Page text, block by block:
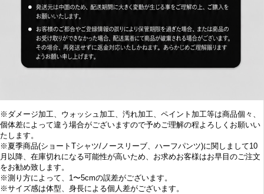
※ ダメージ加工、 ウォッシュ加工、汚れ加工、ペイント加工等は商品個々、
個体差によって違う場合がございますので予めご理解の程よろしくお願いい
たします。
※ 夏季商品(ショートTシャツ/ノースリーブ、ハーフパンツ)に関しまして10
月 以降、在庫切れになる可能性が高いため、お求めお客様はお早目のご注文
をお勧め致します。
※測り方によって、1〜5cmの誤差がございます。
※サイズ感は体型、身長による個人差がございます。